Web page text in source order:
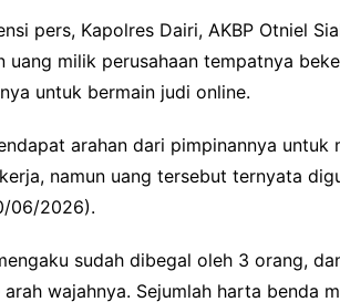
pers, Kapolres Dairi, AKBP Otniel
uang milik perusahaan tempatnya
untuk bermain judi online.
arahan dari pimpinannya
namun uang tersebut ternyata
06/2026).
sudah dibegal oleh 3 orang,
wajahnya. Sejumlah harta benda